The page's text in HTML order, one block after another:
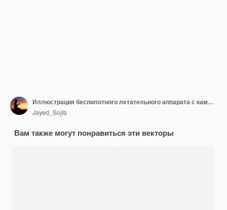
Иллюстрация беспилотного летательного аппарата с камерой
Jayed_Sojib
Вам также могут понравиться эти векторы